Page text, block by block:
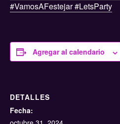
#VamosAFestejar#LetsParty
Agregar al calendario
DETALLES
Fecha: